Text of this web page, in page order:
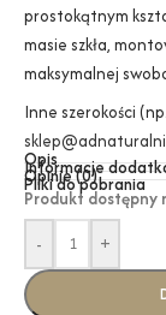
prostokątnym
masie szkła,
maksymalnej
Inne szerokości
Opis
Informacje
Opinie (0)
Pliki do pobrania
Produkt dostępny
-
+